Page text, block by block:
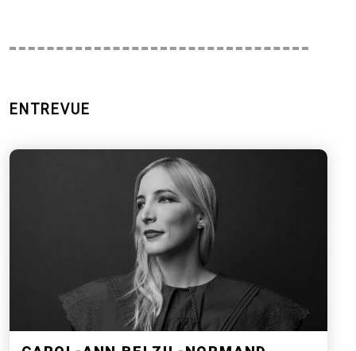
ENTREVUE